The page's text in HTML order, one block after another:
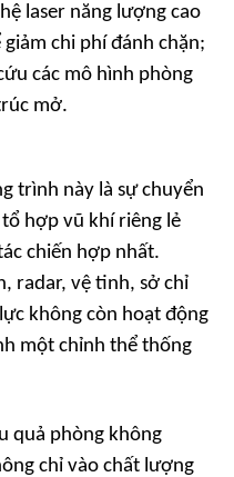
laser năng lượng cao
chi phí đánh chặn;
các mô hình phòng
mở.
trình này là sự chuyển
hợp vũ khí riêng lẻ
chiến hợp nhất.
radar, vệ tinh, sở chỉ
không còn hoạt động
một chỉnh thể thống
quả phòng không
chỉ vào chất lượng